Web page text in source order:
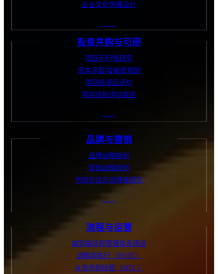
企业文化传播设计
投资并购与可研
项目可行性研究
资本运营/投融资规划
项目投资后评价
项目风险评估报告
品牌与营销
品牌战略规划
营销战略规划
市场定位与消费者研究
流程与运营
端到端流程管理体系建设
战略到执行（DSTE）
从市场到线索（MTL）